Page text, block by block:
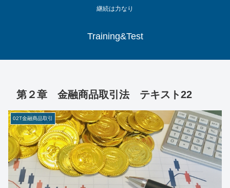
継続は力なり
Training&Test
第２章 金融商品取引法 テキスト22
02T金融商品取引